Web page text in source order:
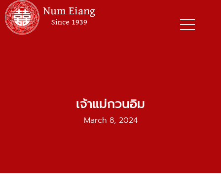
Skip
to
เจ้าแม่กวนอิม
March 8, 2024